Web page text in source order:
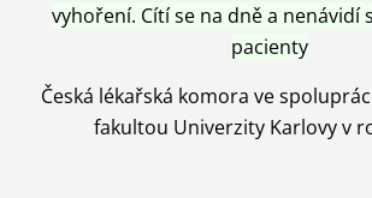
vyhoření. Cítí se na dně a nenávidí
pacienty
Česká lékařská komora ve
fakultou Univerzity Karlovy v